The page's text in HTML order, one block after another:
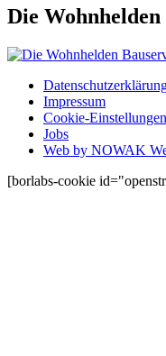
Die Wohnhelden
Impressum
Cookie-Einstellungen
Jobs
Web by NOWAK
[borlabs-cookie